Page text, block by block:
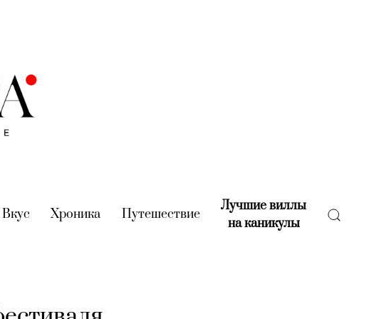
Вкус (current)
Хроника (current)
Путешествие(current)
Лучшие виллы
на каникулы(current)